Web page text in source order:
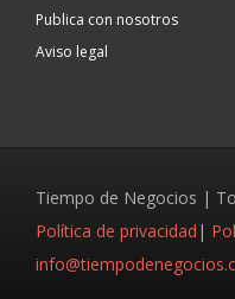
Publica con nosotros
Aviso legal
Tiempo de Negocios |
Política de privacidad |